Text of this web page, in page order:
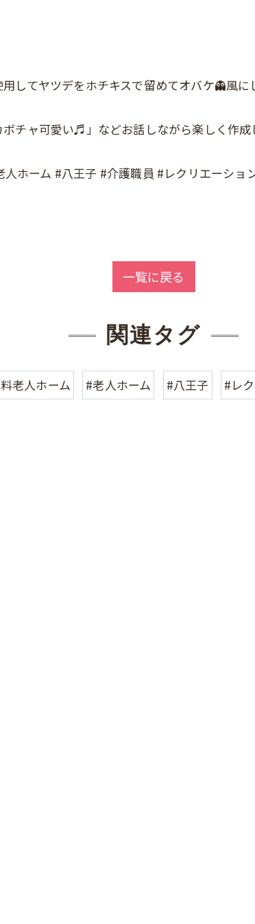
してヤツデをホチキスで留めてオバケ👻風に
チャ可愛い♬」などお話しながら楽しく作成
ホーム #八王子 #介護職員 #レクリエーショ
一覧に戻る
関連タグ
老人ホーム #老人ホーム #八王子 #レ